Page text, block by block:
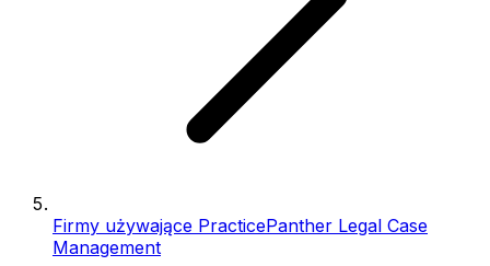
Firmy używające PracticePanther Legal Case
Management